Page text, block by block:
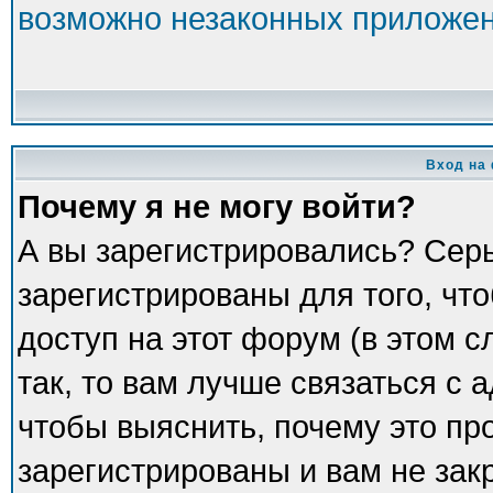
возможно незаконных
Вход на
Почему я не могу войти?
А вы зарегистрировались?
зарегистрированы для того,
доступ на этот форум (в этом
так, то вам лучше связаться с
чтобы выяснить, почему это
зарегистрированы и вам не